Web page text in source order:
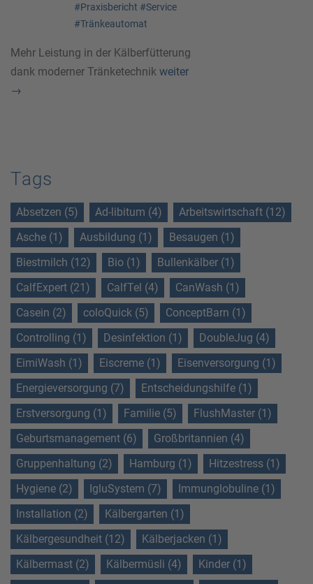
#Praxisbericht #Service
#Tränkeautomat
Mehr Leistung in der Kälberfütterung
dank moderner Tränketechnik weiter
→
Tags
Absetzen (5) Ad-libitum (4)
Arbeitswirtschaft (12)
Asche (1)
Ausbildung (1)
Besaugen (1)
Biestmilch (12)
Bio (1)
Bullenkälber (1)
CalfExpert (21)
CalfTel (4)
CanWash (1)
Casein (2)
coloQuick (5)
ConceptBarn (1)
Controlling (1)
Desinfektion (1)
DoubleJug (4)
EimiWash (1)
Eiscreme (1)
Eisenversorgung (1)
Energieversorgung (7)
Entscheidungshilfe (1)
Erstversorgung (1)
Familie (5)
FlushMaster (1)
Geburtsmanagement (6)
Großbritannien (4)
Gruppenhaltung (2)
Hamburg (1)
Hitzestress (1)
Hygiene (2)
IgluSystem (7)
Immunglobuline (1)
Installation (2)
Kälbergarten (1)
Kälbergesundheit (12)
Kälberjacken (1)
Kälbermast (2)
Kälbermüsli (4)
Kinder (1)